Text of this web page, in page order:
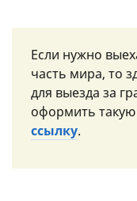
Если нужно
часть мира, то
для выезда за
оформить такую
ссылку.